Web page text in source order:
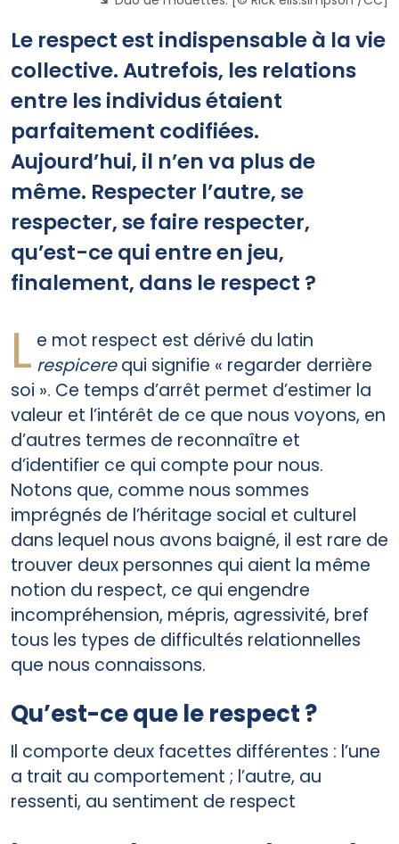
Le respect est indispensable à la vie
collective. Autrefois, les relations
entre les individus étaient
parfaitement codifiées.
Aujourd’hui, il n’en va plus de
même. Respecter l’autre, se
respecter, se faire respecter,
qu’est-ce qui entre en jeu,
finalement, dans le respect ?
L e mot respect est dérivé du latin
respicerequi signifie « regarder derrière
soi ». Ce temps d’arrêt permet d’estimer la
valeur et l’intérêt de ce que nous voyons, en
d’autres termes de reconnaître et
d’identifier ce qui compte pour nous.
Notons que, comme nous sommes
imprégnés de l’héritage social et culturel
dans lequel nous avons baigné, il est rare de
trouver deux personnes qui aient la même
notion du respect, ce qui engendre
incompréhension, mépris, agressivité, bref
tous les types de difficultés relationnelles
que nous connaissons.
Qu’est-ce que le respect ?
Il comporte deux facettes différentes : l’une
a trait au comportement ; l’autre, au
ressenti, au sentiment de respect